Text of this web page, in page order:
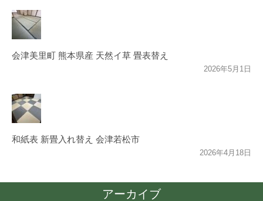
会津美里町 熊本県産 天然イ草 畳表替え
2026年5月1日
和紙表 新畳入れ替え 会津若松市
2026年4月18日
アーカイブ